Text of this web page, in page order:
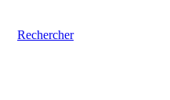
Rechercher